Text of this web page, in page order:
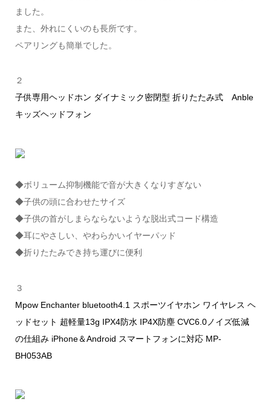
ました。
また、外れにくいのも長所です。
ペアリングも簡単でした。
２
子供専用ヘッドホン ダイナミック密閉型 折りたたみ式 Anble
キッズヘッドフォン
◆ボリューム抑制機能で音が大きくなりすぎない
◆子供の頭に合わせたサイズ
◆子供の首がしまらならないような脱出式コード構造
◆耳にやさしい、やわらかいイヤーパッド
◆折りたたみでき持ち運びに便利
３
Mpow Enchanter bluetooth4.1 スポーツイヤホン ワイヤレス ヘ
ッドセット 超軽量13g IPX4防水 IP4X防塵 CVC6.0ノイズ低減
の仕組み iPhone＆Android スマートフォンに対応 MP-
BH053AB